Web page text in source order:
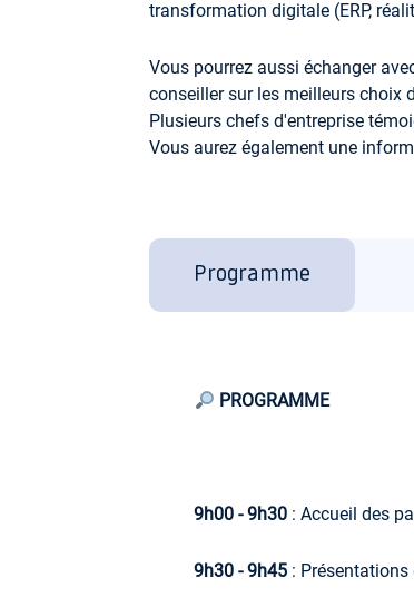
transformation digitale (ERP,
Vous pourrez aussi échanger
conseiller sur les meilleurs choix
Plusieurs chefs d'entreprise
Vous aurez également une
Programme
PROGRAMME
9h00 - 9h30 : Accueil des
9h30 - 9h45 : Présentations